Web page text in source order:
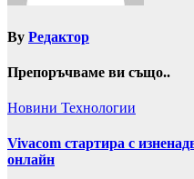
By Редактор
Препоръчваме ви също..
Новини Технологии
Vivacom стартира с
онлайн